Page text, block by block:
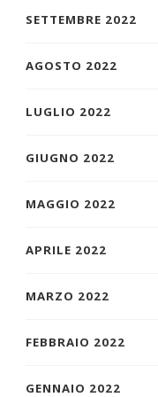
SETTEMBRE 2022
AGOSTO 2022
LUGLIO 2022
GIUGNO 2022
MAGGIO 2022
APRILE 2022
MARZO 2022
FEBBRAIO 2022
GENNAIO 2022